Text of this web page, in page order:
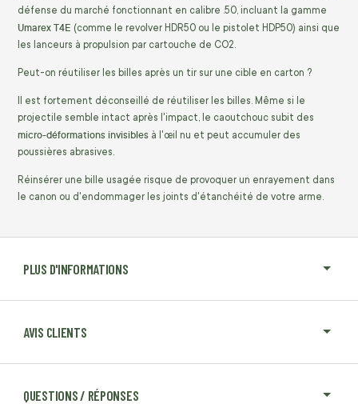
PLUS D'INFORMATIONS
AVIS CLIENTS
QUESTIONS / RÉPONSES
défense du marché fonctionnant en calibre .50, incluant la gamme
Umarex T4E (comme le revolver HDR50 ou le pistolet HDP50) ainsi que
les lanceurs à propulsion par cartouche de CO2.
Peut-on réutiliser les billes après un tir sur une cible en carton ?
Il est fortement déconseillé de réutiliser les billes. Même si le
projectile semble intact après l'impact, le caoutchouc subit des
micro-déformations invisibles à l'œil nu et peut accumuler des
poussières abrasives.
Réinsérer une bille usagée risque de provoquer un enrayement dans
le canon ou d'endommager les joints d'étanchéité de votre arme.